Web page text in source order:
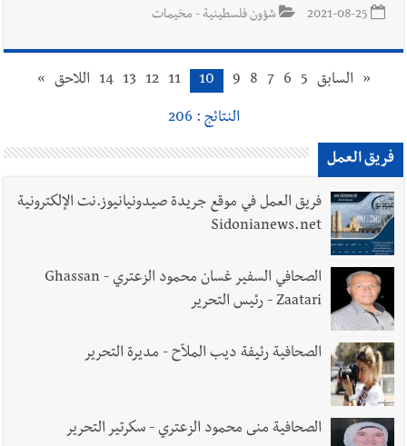
2021-08-25 شؤون فلسطينية - مخيمات
« السابق 5
6
7
8
9
10
11
12
13
14 اللاحق »
النتائج : 206
فريق العمل
فريق العمل في موقع جريدة صيدونيانيوز.نت الإلكترونية
Sidonianews.net
الصحافي السفير غسان محمود الزعتري - Ghassan
Zaatari - رئيس التحرير
الصحافية رئيفة ديب الملاّح - مديرة التحرير
الصحافية منى محمود الزعتري - سكرتير التحرير